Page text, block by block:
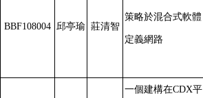
BBF108004 邱亭瑜 莊清智
策略於混合式軟體
定義網路
一個建構在CDX平